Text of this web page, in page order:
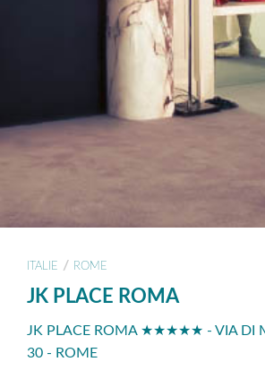
ITALIE / ROME
JK PLACE ROMA
JK PLACE ROMA ★★★★★ - VIA DI
30 - ROME